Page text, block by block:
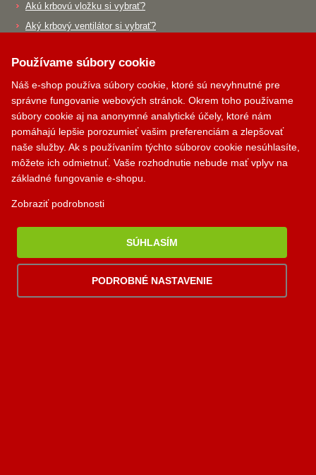
Akú krbovú vložku si vybrať?
Aký krbový ventilátor si vybrať?
Kontakty
PALOMINO KRBY, s.r.o.
Komjatná 210
okr. Ružomberok, 034 96
0948 949 949
palomino@palomino.sk
Používame súbory cookie
Náš e-shop používa súbory cookie, ktoré sú nevyhnutné pre
správne fungovanie webových stránok. Okrem toho používame
súbory cookie aj na anonymné analytické účely, ktoré nám
pomáhajú lepšie porozumieť vašim preferenciám a zlepšovať
naše služby. Ak s používaním týchto súborov cookie nesúhlasíte,
môžete ich odmietnuť. Vaše rozhodnutie nebude mať vplyv na
základné fungovanie e-shopu.
Zobraziť podrobnosti
SÚHLASÍM
PODROBNÉ NASTAVENIE
Krbík
Inteligentný krbový asistent